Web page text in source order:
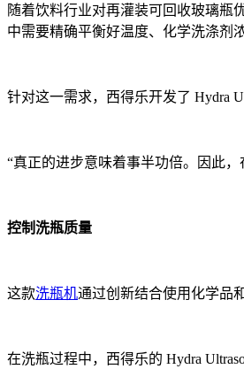
随着饮料行业对再灌装可回收玻璃瓶
中需要精确平衡好温度、化学洗涤剂
针对这一需求，西得乐开发了 Hydra
“真正的进步意味着事半功倍。因此
控制洗瓶质量
这款洗瓶机通过创新结合使用化学品
在洗瓶过程中，西得乐的 Hydra